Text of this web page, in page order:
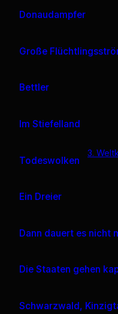
Donaudampfer
Große
Bettler
Im Stiefelland
Todeswolken
3.
Ein Dreier
Dann dauert es nicht
Die Staaten gehen
Schwarzwald,